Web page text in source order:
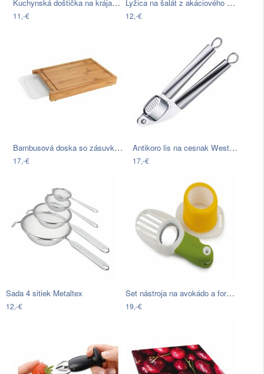
Kuchynská doštička na krájanie z…
11,-€
Lyžica na šalát z akáciového dreva T&G…
12,-€
Bambusová doska so zásuvkou Bruno
17,-€
Antikoro lis na cesnak Westmark
17,-€
Sada 4 sitiek Metaltex
12,-€
Set nástroja na avokádo a formičky na…
19,-€